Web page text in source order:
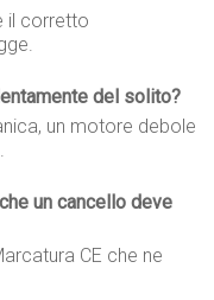
il corretto
del solito?
un motore debole
un cancello deve
CE che ne